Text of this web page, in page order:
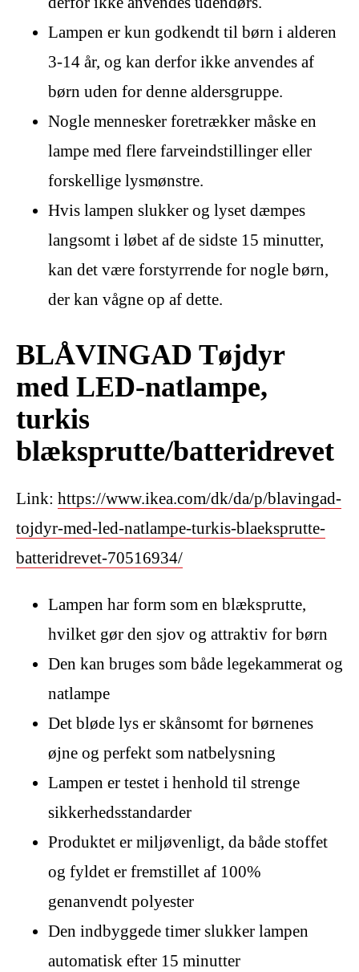
Lampen er kun godkendt til børn i alderen
3-14 år, og kan derfor ikke anvendes af
børn uden for denne aldersgruppe.
Nogle mennesker foretrækker måske en
lampe med flere farveindstillinger eller
forskellige lysmønstre.
Hvis lampen slukker og lyset dæmpes
langsomt i løbet af de sidste 15 minutter,
kan det være forstyrrende for nogle børn,
der kan vågne op af dette.
BLÅVINGAD Tøjdyr
med LED-natlampe,
turkis
blæksprutte/batteridrevet
Link: https://www.ikea.com/dk/da/p/blavingad-
tojdyr-med-led-natlampe-turkis-blaeksprutte-
batteridrevet-70516934/
Lampen har form som en blæksprutte,
hvilket gør den sjov og attraktiv for børn
Den kan bruges som både legekammerat og
natlampe
Det bløde lys er skånsomt for børnenes
øjne og perfekt som natbelysning
Lampen er testet i henhold til strenge
sikkerhedsstandarder
Produktet er miljøvenligt, da både stoffet
og fyldet er fremstillet af 100%
genanvendt polyester
Den indbyggede timer slukker lampen
automatisk efter 15 minutter